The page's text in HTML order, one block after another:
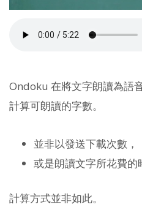
Ondoku 在將文字朗讀為語
計算可朗讀的字數。
並非以發送下載次數，
或是朗讀文字所花費
計算方式並非如此。